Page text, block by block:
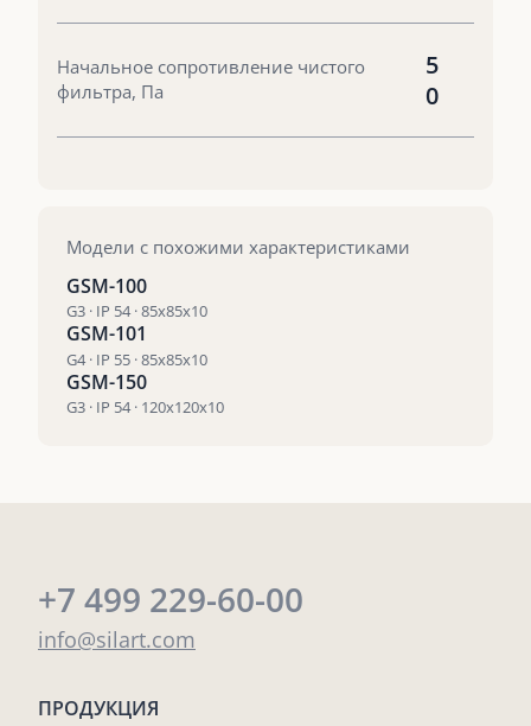
Начальное сопротивление чистого
фильтра, Па
5
0
Модели с похожими характеристиками
GSM-100
G3 · IP 54 · 85х85х10
GSM-101
G4 · IP 55 · 85х85х10
GSM-150
G3 · IP 54 · 120х120х10
+7 499 229-60-00
info@silart.com
ПРОДУКЦИЯ